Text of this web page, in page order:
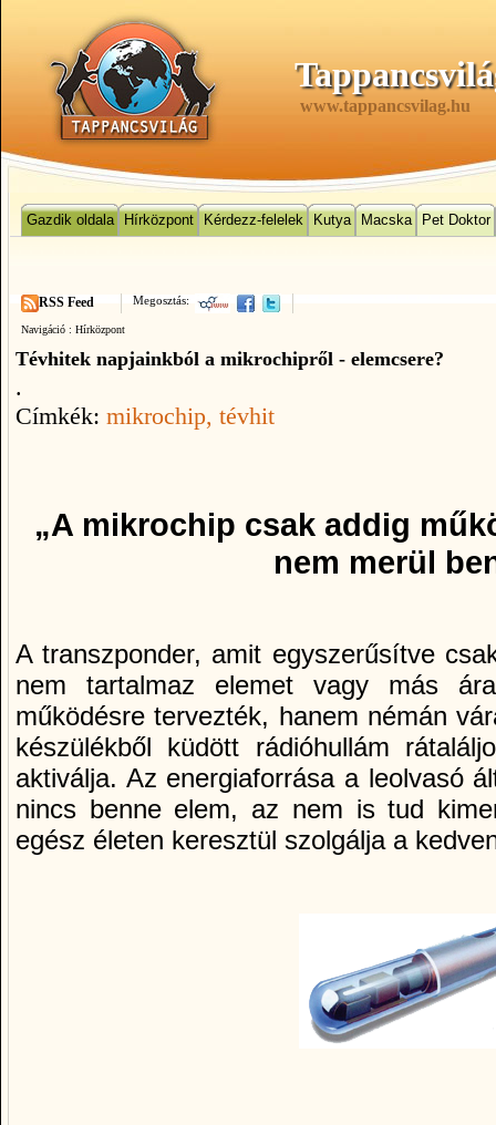
www.tappancsvilag.hu
Gazdik oldala Hírközpont Kérdezz-felelek Kutya Macska Pet Doktor
Megosztás:
RSS Feed
Navigáció : Hírközpont
Tévhitek napjainkból a mikrochipről - elemcsere?
.
Címkék: mikrochip, tévhit
„A mikrochip csak addig
nem merül
A transzponder, amit egyszerűsítve
nem tartalmaz elemet vagy más
működésre tervezték, hanem némán
készülékből küdött rádióhullám
aktiválja. Az energiaforrása a leolvasó
nincs benne elem, az nem is tud
egész életen keresztül szolgálja a